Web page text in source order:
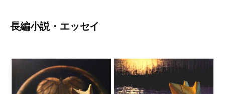
長編小説・エッセイ